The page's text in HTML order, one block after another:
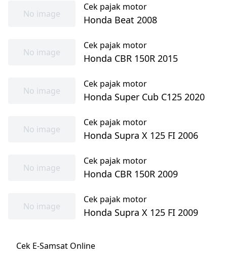
No image
Cek pajak motor
Honda Beat 2008
No image
Cek pajak motor
Honda CBR 150R 2015
No image
Cek pajak motor
Honda Super Cub C125 2020
No image
Cek pajak motor
Honda Supra X 125 FI 2006
No image
Cek pajak motor
Honda CBR 150R 2009
No image
Cek pajak motor
Honda Supra X 125 FI 2009
Cek E-Samsat Online